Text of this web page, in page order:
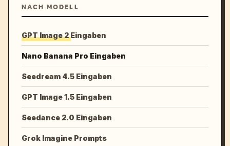
NACH MODELL
GPT Image 2 Eingaben
Nano Banana Pro Eingaben
Seedream 4.5 Eingaben
GPT Image 1.5 Eingaben
Seedance 2.0 Eingaben
Grok Imagine Prompts